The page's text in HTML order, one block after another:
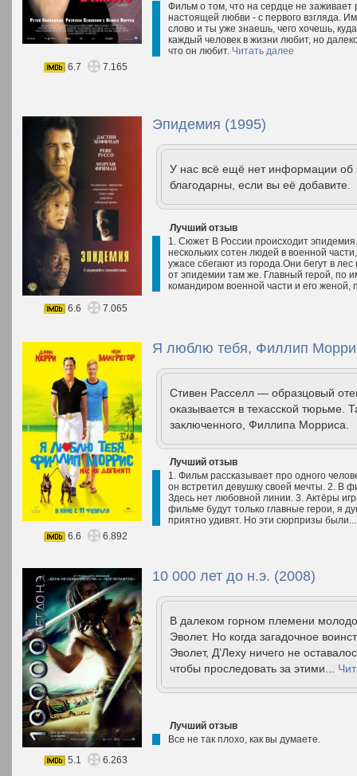
Фильм о том, что на сердце не
настоящей любви - с первого взгляда.
слово и ты уже знаешь, чего хочешь,
каждый человек в жизни любит, но
что он любит. Читать далее
6.7
7.165
Эпидемия (1995)
У нас всё ещё нет информации
благодарны, если вы её добавите.
Лучший отзыв
1. Сюжет В России происходит
нескольких сотен людей в военной
ужасе сбегают из города.Они бегут в
от эпидемии там же. Главный герой, по
командиром военной части и его женой,
6.6
7.065
Я люблю тебя, Филлип
Стивен Расселл — образцовый
оказывается в техасской тюрьме.
заключенного, Филлипа Морриса.
Лучший отзыв
1. Фильм рассказывает про одного
он встретил девушку своей мечты. 2. В
Здесь нет любовной линии. 3. Актёры
фильме будут только главные герои, я
приятно удивят. Но эти сюрпризы
6.6
6.892
10 000 лет до н.э. (2008)
В далеком горном племени
Эволет. Но когда загадочное
Эволет, Д’Леху ничего не
чтобы проследовать за этими...
Лучший отзыв
Все не так плохо, как вы думаете.
5.1
6.263